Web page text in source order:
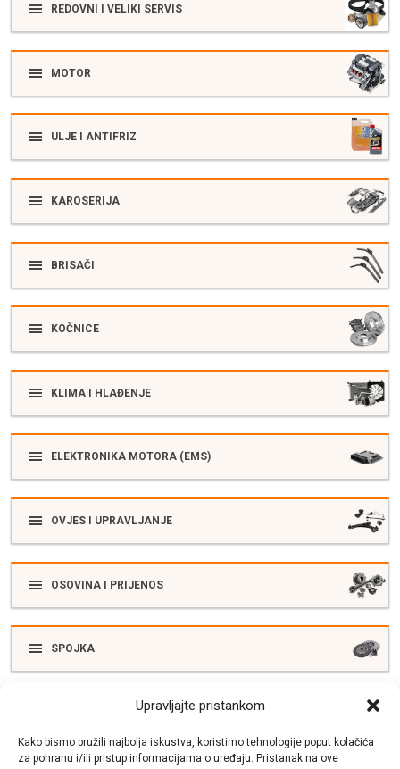
Upravljajte pristankom
Kako bismo pružili najbolja iskustva, koristimo tehnologije poput kolačića
za pohranu i/ili pristup informacijama o uređaju. Pristanak na ove
REDOVNI I VELIKI SERVIS
MOTOR
ULJE I ANTIFRIZ
KAROSERIJA
BRISAČI
KOČNICE
KLIMA I HLAĐENJE
ELEKTRONIKA MOTORA (EMS)
OVJES I UPRAVLJANJE
OSOVINA I PRIJENOS
SPOJKA